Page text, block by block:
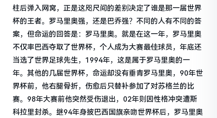
柱后弹入网窝，正是这咫尺间的差别决定了谁是那一届世界
杯的王者。罗马里奥强，还是巴乔强？不同的人有不同的答
案，但命运的回答是：罗马里奥。就是在这一年，罗马里奥
不仅率巴西夺取了世界杯，个人成为大赛最佳球员，年底还
当选了世界足球先生，1994年，这是属于罗马里奥的一
年。其他的几届世界杯，命运却没有垂青罗马里奥，90年世
界杯前，他右腿骨折，伤愈后只替补参加了对苏格兰的比
赛。98年大赛前他突然受伤退出，02年则因性格冲突遭斯
科拉里封杀。继94年身披巴西国旗亲吻世界杯后，罗马里奥